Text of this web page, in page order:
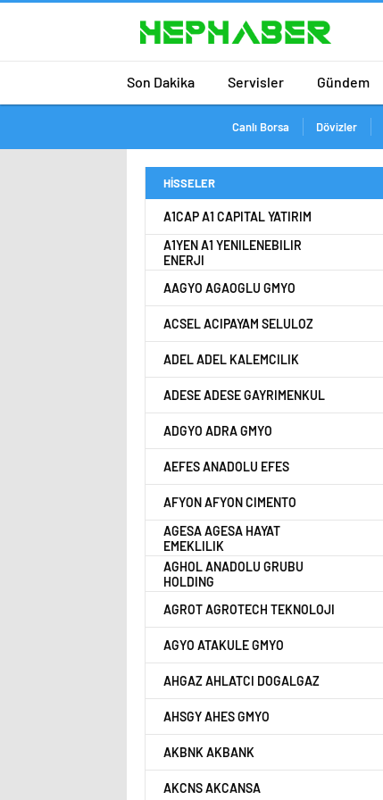
Son Dakika Servisler Gündem
Canlı Borsa Dövizler
HİSSELER
A1CAP A1 CAPITAL YATIRIM
A1YEN A1 YENILENEBILIR
ENERJI
AAGYO AGAOGLU GMYO
ACSEL ACIPAYAM SELULOZ
ADEL ADEL KALEMCILIK
ADESE ADESE GAYRIMENKUL
ADGYO ADRA GMYO
AEFES ANADOLU EFES
AFYON AFYON CIMENTO
AGESA AGESA HAYAT
EMEKLILIK
AGHOL ANADOLU GRUBU
HOLDING
AGROT AGROTECH TEKNOLOJI
AGYO ATAKULE GMYO
AHGAZ AHLATCI DOGALGAZ
AHSGY AHES GMYO
AKBNK AKBANK
AKCNS AKCANSA